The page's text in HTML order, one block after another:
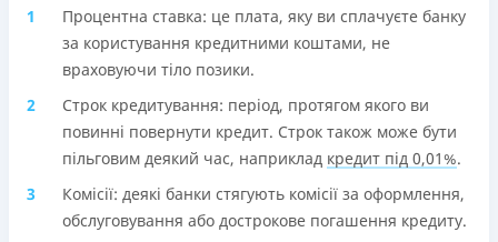
Процентна ставка: це плата, яку ви сплачуєте банку
за користування кредитними коштами, не
враховуючи тіло позики.
Строк кредитування: період, протягом якого ви
повинні повернути кредит. Строк також може бути
пільговим деякий час, наприклад кредит під 0,01%.
Комісії: деякі банки стягують комісії за оформлення,
обслуговування або дострокове погашення кредиту.